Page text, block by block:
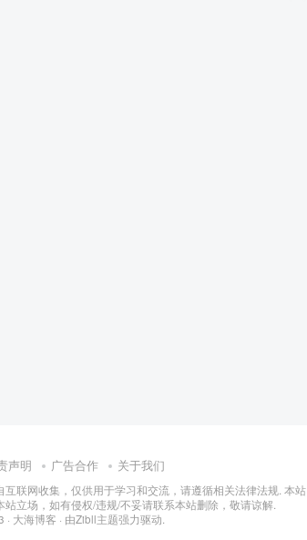
声明 广告合作 关于我们
互联网收集，仅供用于学习和交流，请遵循相关法律法规. 本站
站立场，如有侵权/违规/不妥请联系本站删除，敬请谅解.
· 大海博客 · 由Zibll主题强力驱动.